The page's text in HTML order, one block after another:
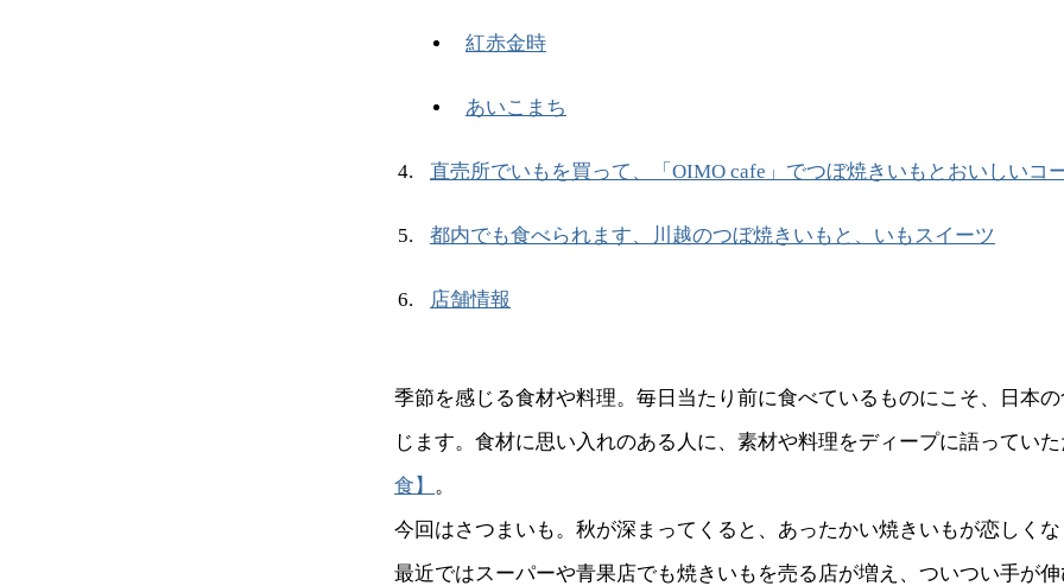
紅赤金時
あいこまち
直売所でいもを買って、「OIMO cafe」でつぼ焼きいもとおいしいコ
都内でも食べられます、川越のつぼ焼きいもと、いもスイーツ
店舗情報
季節を感じる食材や料理。毎日当たり前に食べているものにこそ、日本
じます。食材に思い入れのある人に、素材や料理をディープに語っていた
食】 。
今回はさつまいも。秋が深まってくると、あったかい焼きいもが恋しくな
最近ではスーパーや青果店でも焼きいもを売る店が増え、ついつい手が